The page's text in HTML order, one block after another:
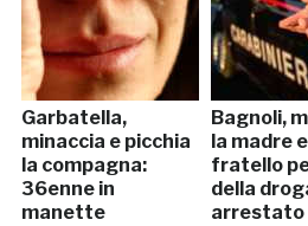
Garbatella,
minaccia e picchia
la compagna:
36enne in
manette
Bagnoli,
la madre e
fratello
della
arrestato